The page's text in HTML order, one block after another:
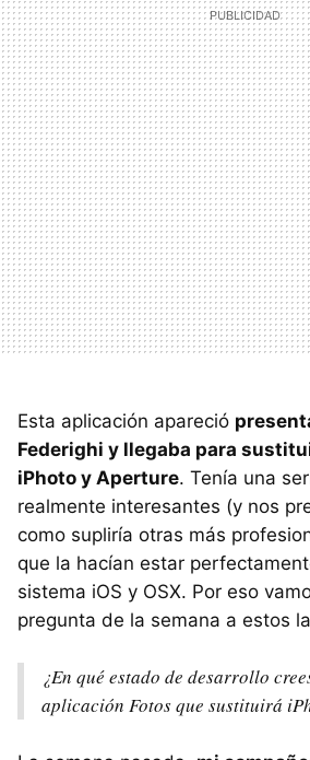
Esta aplicación apareció
Federighi y llegaba para
iPhoto y Aperture. Tenía una
realmente interesantes (y nos
como supliría otras más
que la hacían estar
sistema iOS y OSX. Por eso
pregunta de la semana a estos
¿En qué estado de desarrollo
aplicación Fotos que sustituirá